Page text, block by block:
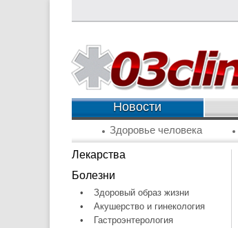
Новости
Здоровье человека
Лекарства
Болезни
•
Здоровый образ жизни
•
Акушерство и гинекология
•
Гастроэнтерология